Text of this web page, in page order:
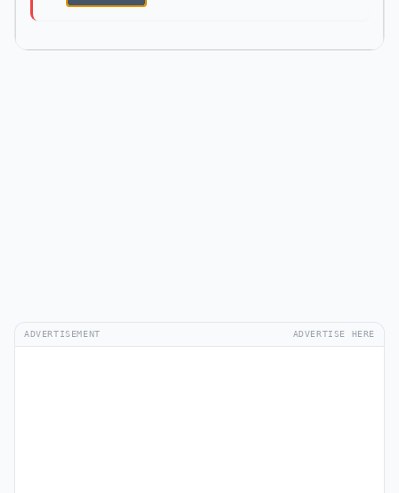
ADVERTISEMENT ADVERTISE HERE